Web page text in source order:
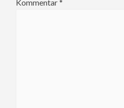
Kommentar*